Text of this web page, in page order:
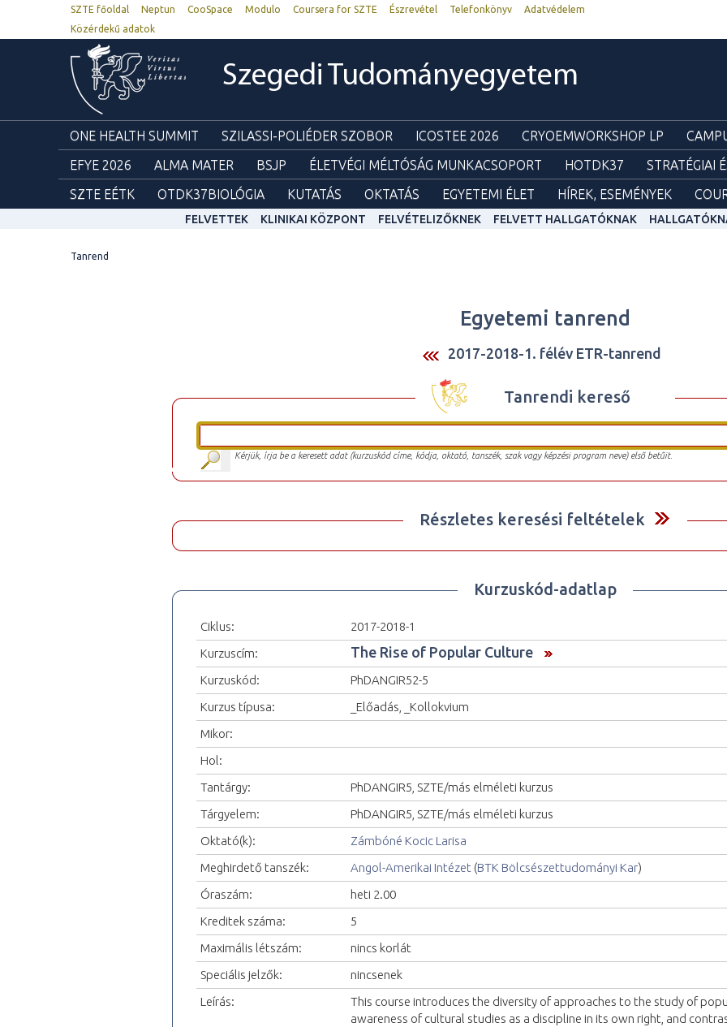
SZTE főoldal Neptun CooSpace Modulo Coursera for SZTE Észrevétel Telefonkönyv
Adatvédelem
Közérdekű adatok
Szegedi Tudományegyetem
ONE HEALTH SUMMIT SZILASSI-POLIÉDER SZOBOR ICOSTEE 2026 CRYOEMWORKSHOP LP
EFYE 2026
ALMA MATER BSJP ÉLETVÉGI MÉLTÓSÁG MUNKACSOPORT HOTDK37 STRATÉGIAI
SZTE EÉTK
OTDK37BIOLÓGIA KUTATÁS OKTATÁS EGYETEMI ÉLET HÍREK, ESEMÉNYEK
FELVETTEK KLINIKAI KÖZPONT FELVÉTELIZŐKNEK FELVETT HALLGATÓKNAK
Tanrend
Egyetemi tanrend
2017-2018-1. félév ETR-tanrend
Tanrendi kereső
Kérjük, írja be a keresett adat (kurzuskód címe, kódja, oktató, tanszék, szak vagy képzési program neve) első betűit.
Részletes keresési feltételek
Kurzuskód-adatlap
Ciklus:
2017-2018-1
Kurzuscím:
The Rise of Popular Culture
Kurzuskód:
PhDANGIR52-5
Kurzus típusa:
_Előadás, _Kollokvium
Mikor:
Hol:
Tantárgy:
PhDANGIR5, SZTE/más elméleti kurzus
Tárgyelem:
PhDANGIR5, SZTE/más elméleti kurzus
Oktató(k):
Zámbóné Kocic Larisa
Meghirdető tanszék:
Angol-Amerikai Intézet (BTK Bölcsészettudományi Kar)
Óraszám:
heti 2.00
Kreditek száma:
5
Maximális létszám:
nincs korlát
Speciális jelzők:
nincsenek
Leírás:
This course introduces the diversity of approaches to the study of
awareness of cultural studies as a discipline in its own right, and